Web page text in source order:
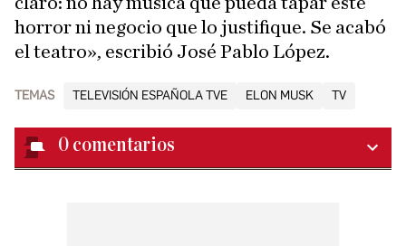
horror ni negocio que lo justifique. Se acabó
el teatro», escribió José Pablo López.
TEMAS TELEVISIÓN ESPAÑOLA TVE ELON MUSK TV
0 comentarios